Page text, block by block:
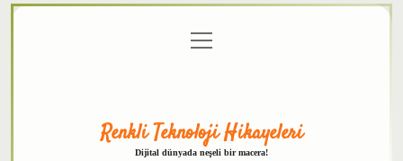
menüyü
aç
Renkli Teknoloji Hikayeleri
Dijital dünyada neşeli bir macera!